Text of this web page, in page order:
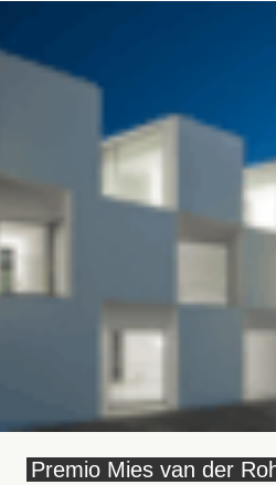
Premio Mies van der